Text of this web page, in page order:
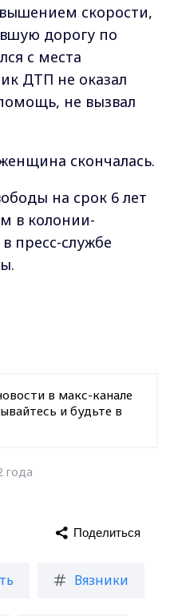
скорости,
дорогу по
с места
ДТП не оказал
не вызвал
скончалась.
на срок 6 лет
в колонии-
пресс-службе
в макс-канале
и будьте в
года
Вязники
Поделиться